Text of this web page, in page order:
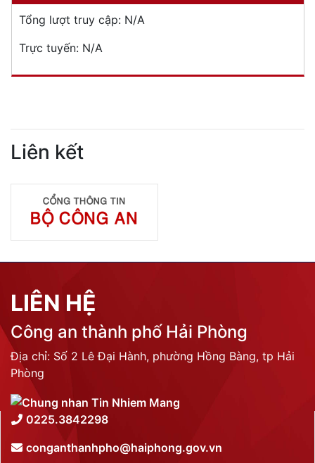
Tổng lượt truy cập: N/A
Trực tuyến: N/A
Liên kết
LIÊN HỆ
Công an thành phố Hải Phòng
Địa chỉ: Số 2 Lê Đại Hành, phường Hồng Bàng, tp Hải
Phòng
0225.3842298
conganthanhpho@haiphong.gov.vn